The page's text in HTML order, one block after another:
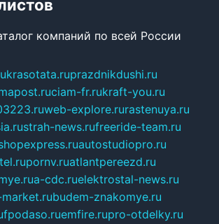
компаний по всей России
krasotata.ruprazdnikdushi.ru
ciam-fr.rukraft-you.ru
web-explore.rurastenuya.ru
strah-news.rufreeride-team.ru
autostudiopro.ru
pornv.ruatlantpereezd.ru
a-cdc.ruelektrostal-news.ru
budem-znakomye.ru
fpodaso.ruemfire.rupro-otdelky.ru